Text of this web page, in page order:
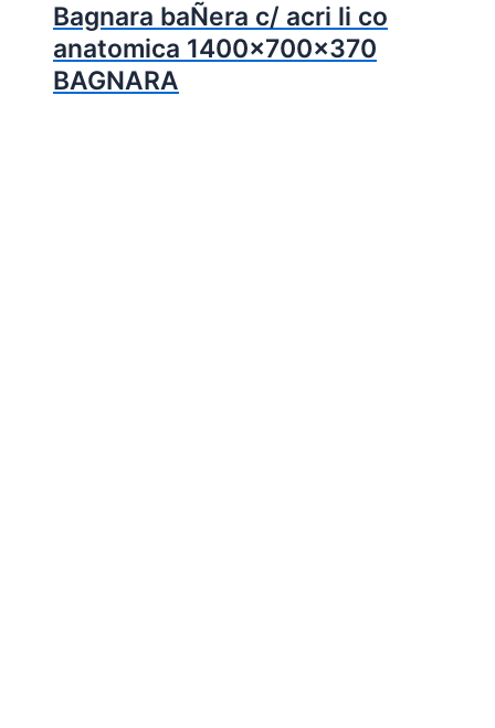
Bagnara baÑera c/ acri li co
anatomica 1400x700x370
BAGNARA